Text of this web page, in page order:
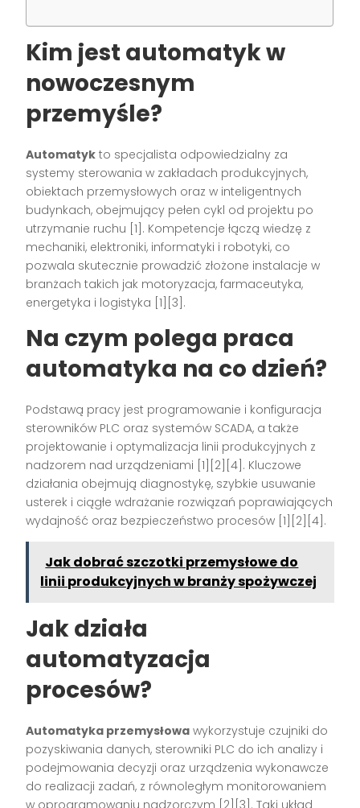
Kim jest automatyk w
nowoczesnym
przemyśle?
Automatyk to specjalista odpowiedzialny za
systemy sterowania w zakładach produkcyjnych,
obiektach przemysłowych oraz w inteligentnych
budynkach, obejmujący pełen cykl od projektu po
utrzymanie ruchu [1]. Kompetencje łączą wiedzę z
mechaniki, elektroniki, informatyki i robotyki, co
pozwala skutecznie prowadzić złożone instalacje w
branżach takich jak motoryzacja, farmaceutyka,
energetyka i logistyka [1][3].
Na czym polega praca
automatyka na co dzień?
Podstawą pracy jest programowanie i konfiguracja
sterowników PLC oraz systemów SCADA, a także
projektowanie i optymalizacja linii produkcyjnych z
nadzorem nad urządzeniami [1][2][4]. Kluczowe
działania obejmują diagnostykę, szybkie usuwanie
usterek i ciągłe wdrażanie rozwiązań poprawiających
wydajność oraz bezpieczeństwo procesów [1][2][4].
Jak dobrać szczotki przemysłowe do
linii produkcyjnych w branży spożywczej
Jak działa
automatyzacja
procesów?
Automatyka przemysłowa wykorzystuje czujniki do
pozyskiwania danych, sterowniki PLC do ich analizy i
podejmowania decyzji oraz urządzenia wykonawcze
do realizacji zadań, z równoległym monitorowaniem